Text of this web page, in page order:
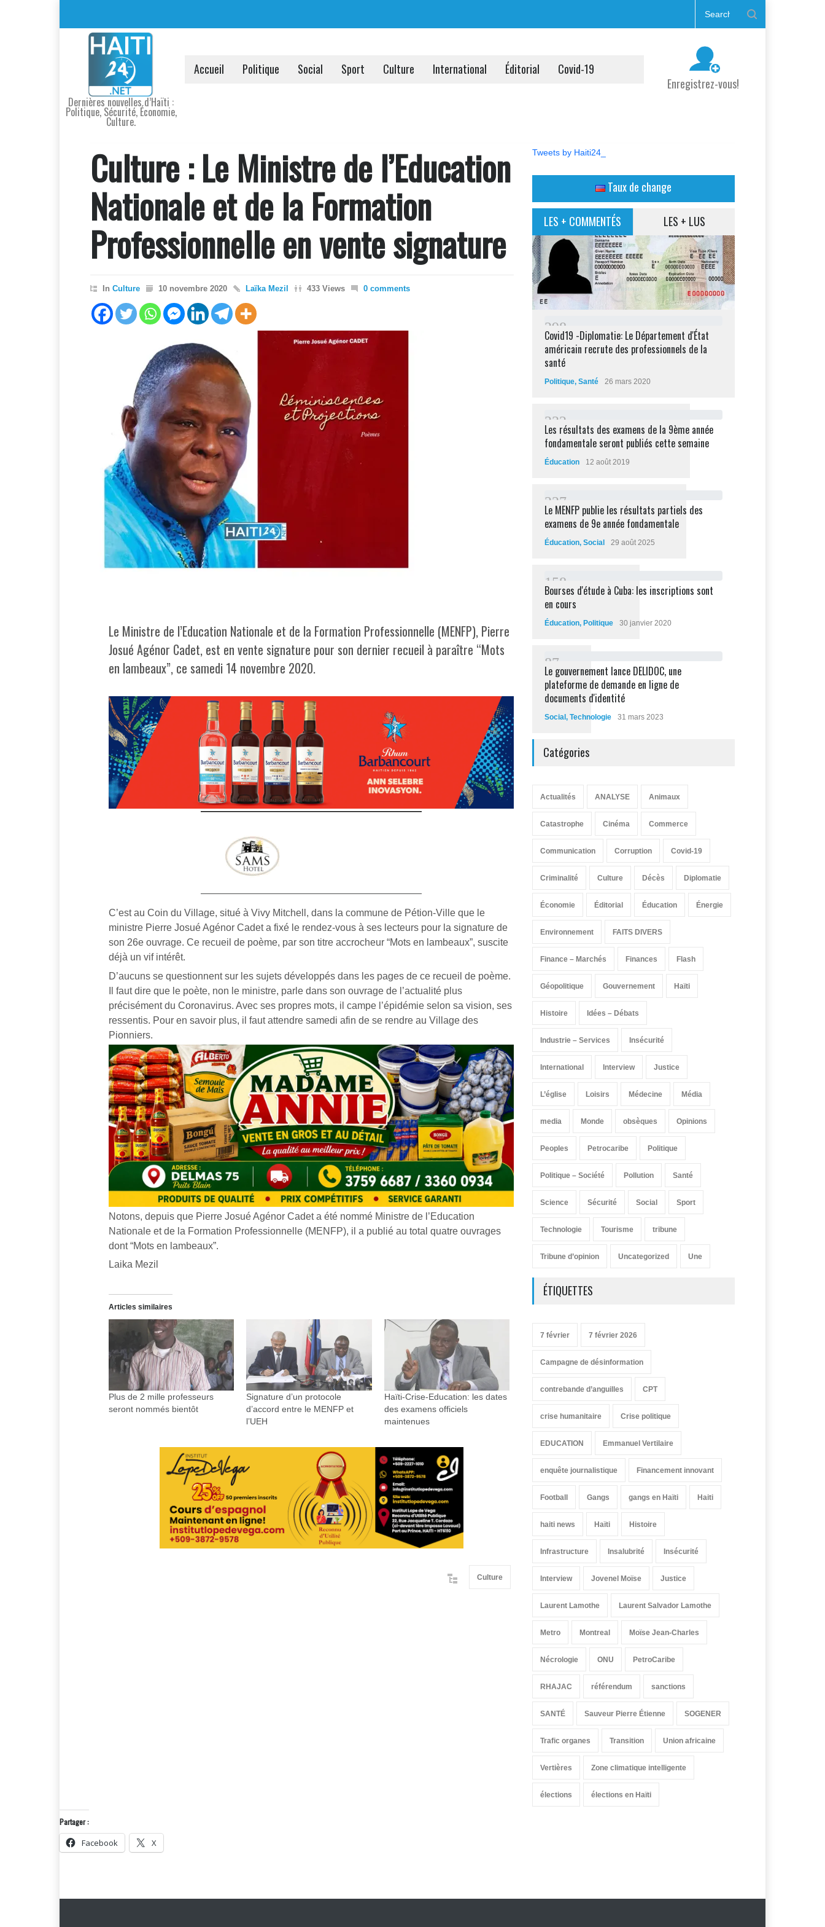
Dernières nouvelles d’Haïti :
Politique, Sécurité, Économie,
Culture.
Accueil Politique Social Sport Culture International Éditorial
Covid-19
Enregistrez-vous!
Culture : Le Ministre de l’Education
Nationale et de la Formation
Professionnelle en vente signature
In Culture 10 novembre 2020 Laïka Mezil 433 Views 0 comments
Le Ministre de l’Education Nationale et de la Formation Professionnelle (MENFP), Pierre
Josué Agénor Cadet, est en vente signature pour son dernier recueil à paraître “Mots
en lambeaux”, ce samedi 14 novembre 2020.
C’est au Coin du Village, situé à Vivy Mitchell, dans la commune de Pétion-Ville que le
ministre Pierre Josué Agénor Cadet a fixé le rendez-vous à ses lecteurs pour la signature de
son 26e ouvrage. Ce recueil de poème, par son titre accrocheur “Mots en lambeaux”, suscite
déjà un vif intérêt.
D’aucuns se questionnent sur les sujets développés dans les pages de ce recueil de poème.
Il faut dire que le poète, non le ministre, parle dans son ouvrage de l’actualité plus
précisément du Coronavirus. Avec ses propres mots, il campe l’épidémie selon sa vision, ses
ressentis. Pour en savoir plus, il faut attendre samedi afin de se rendre au Village des
Pionniers.
Notons, depuis que Pierre Josué Agénor Cadet a été nommé Ministre de l’Education
Nationale et de la Formation Professionnelle (MENFP), il a publié au total quatre ouvrages
dont “Mots en lambeaux”.
Laika Mezil
Articles similaires
Plus de 2 mille professeurs
seront nommés bientôt
Signature d’un protocole
d’accord entre le MENFP et
l’UEH
Haïti-Crise-Education: les dates
des examens officiels
maintenues
Culture
Tweets by Haiti24_
Taux de change
LES + COMMENTÉS LES + LUS
298
Covid19 -Diplomatie: Le Département d'État
américain recrute des professionnels de la
santé
Politique, Santé 26 mars 2020
232
Les résultats des examens de la 9ème année
fondamentale seront publiés cette semaine
Éducation 12 août 2019
227
Le MENFP publie les résultats partiels des
examens de 9e année fondamentale
Éducation, Social 29 août 2025
1 58
Bourses d'étude à Cuba: les inscriptions sont
en cours
Éducation, Politique 30 janvier 2020
87
Le gouvernement lance DELIDOC, une
plateforme de demande en ligne de
documents d'identité
Social , Technologie 31 mars 2023
Catégories
Actualités ANALYSE Animaux
Catastrophe Cinéma Commerce
Communication Corruption Covid-19
Criminalité Culture Décès Diplomatie
Économie Éditorial Éducation Énergie
Environnement FAITS DIVERS
Finance – Marchés Finances Flash
Géopolitique Gouvernement Haïti
Histoire Idées – Débats
Industrie – Services Insécurité
International Interview Justice
L’église Loisirs Médecine Média
media Monde obsèques Opinions
Peoples Petrocaribe Politique
Politique – Société Pollution Santé
Science Sécurité Social Sport
Technologie Tourisme tribune
Tribune d’opinion Uncategorized Une
ÉTIQUETTES
7 février 7 février 2026
Campagne de désinformation
contrebande d’anguilles CPT
crise humanitaire Crise politique
EDUCATION Emmanuel Vertilaire
enquête journalistique Financement innovant
Football Gangs gangs en Haïti Haiti
haiti news Haïti Histoire
Infrastructure Insalubrité Insécurité
Interview Jovenel Moïse Justice
Laurent Lamothe Laurent Salvador Lamothe
Metro Montreal Moïse Jean-Charles
Nécrologie ONU PetroCaribe
RHAJAC référendum sanctions
SANTÉ Sauveur Pierre Étienne SOGENER
Trafic organes Transition Union africaine
Vertières Zone climatique intelligente
élections élections en Haïti
Partager :
Facebook X